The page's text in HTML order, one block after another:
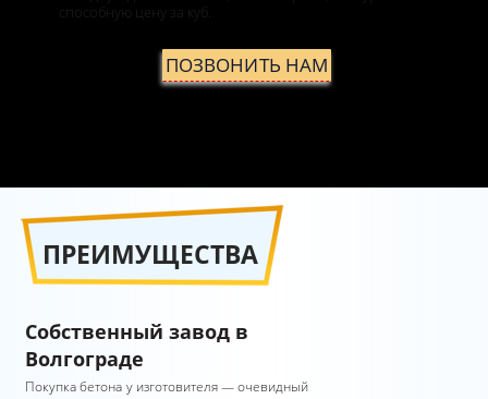
способную цену за куб.
ПОЗВОНИТЬ НАМ
ПРЕИМУЩЕСТВА
Собственный завод в
Волгограде
Покупка бетона у изготовителя — очевидный